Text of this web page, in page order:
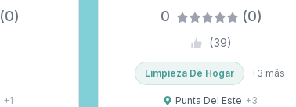
(0)
+1
0
(0)
(39)
Limpieza De Hogar +3 más
Punta Del Este +3